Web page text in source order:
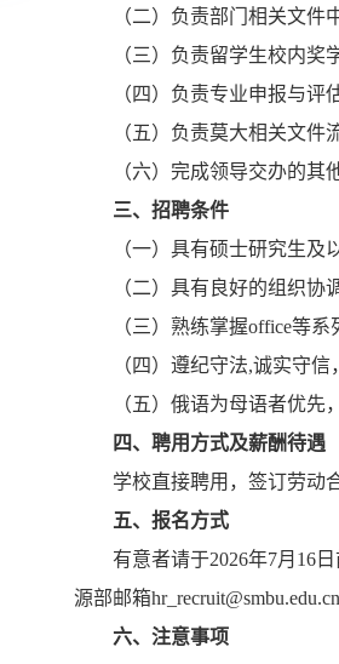
（二）负责部门相关文件
（三）负责留学生校内奖
（四）负责专业申报与评
（五）负责莫大相关文件
（六）完成领导交办的其
三、招聘条件
（一）具有硕士研究生及
（二）具有良好的组织
（三）熟练掌握office等系
（四）遵纪守法,诚实守
（五）俄语为母语者优先
四、聘用方式及薪酬待遇
学校直接聘用，签订劳动
五、报名方式
有意者请于2026年7月16
源部邮箱
六、注意事项